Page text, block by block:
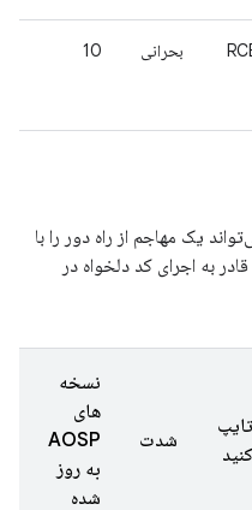
بحرانی 10
یک مهاجم از راه دور را با
به اجرای کد دلخواه در
تایپ
کنید
شدت
نسخه
های
AOSP
به روز
شده